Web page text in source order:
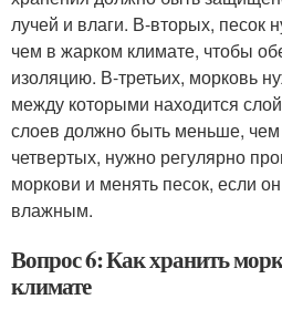
лучей и влаги. В-вторых, песок
чем в жарком климате, чтобы
изоляцию. В-третьих, морковь
между которыми находится
слоев должно быть меньше,
четвертых, нужно регулярно
моркови и менять песок, если
влажным.
Вопрос 6: Как хранить
климате